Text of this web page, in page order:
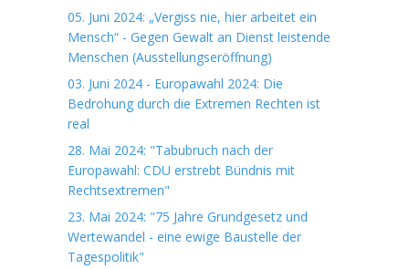
05. Juni 2024: „Vergiss nie, hier arbeitet ein
Mensch“ - Gegen Gewalt an Dienst leistende
Menschen (Ausstellungseröffnung)
03. Juni 2024 - Europawahl 2024: Die
Bedrohung durch die Extremen Rechten ist
real
28. Mai 2024: "Tabubruch nach der
Europawahl: CDU erstrebt Bündnis mit
Rechtsextremen"
23. Mai 2024: "75 Jahre Grundgesetz und
Wertewandel - eine ewige Baustelle der
Tagespolitik"